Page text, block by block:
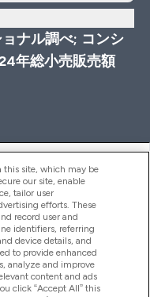
ナル調べ; コンシ
年総小売販売額
this site, which may be
our site, enable
tailor user
efforts. These
record user and
identifiers, referring
device details, and
to provide enhanced
analyze and improve
content and ads
click “Accept All” this